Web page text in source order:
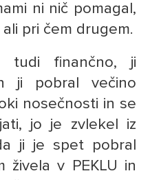
ni nič pomagal,
pri čem drugem.
tudi finančno, ji
ji pobral večino
nosečnosti in se
jo je zvlekel iz
ji je spet pobral
živela v PEKLU in